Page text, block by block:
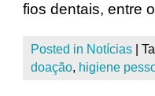
fios dentais, entre
Posted in Notícias
doação, higiene